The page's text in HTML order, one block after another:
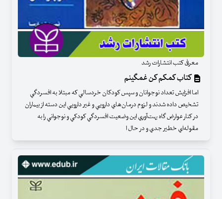
معرفی کتب انتشارات رشد
کتاب کمکم کن غمگینم
اما افزايش تعداد نوجوانان و سپس كودكان خردسالي كه مبتلا به افسردگي
تشخيص داده شدند و لزوم درمان‌هاي دارويي و غير دارويي اين دسته از بيماران
در كنار عوارض گاه بهت‌آوري اين وضعيت افسردگي كودكي و نوجواني را به
مقوله‌اي خطير جدي و در حال ا